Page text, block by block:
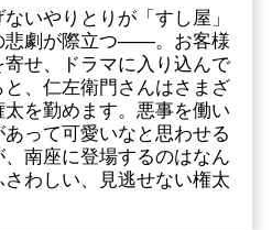
いやりとりが「すし屋」
悲劇が際立つ――。お客様
せ、ドラマに入り込んで
、仁左衛門さんはさまざ
を勤めます。悪事を働い
って可愛いなと思わせる
南座に登場するのはなん
わしい、見逃せない権太